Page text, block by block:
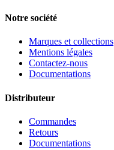
Notre société
Marques et collections
Mentions légales
Contactez-nous
Documentations
Distributeur
Commandes
Retours
Documentations